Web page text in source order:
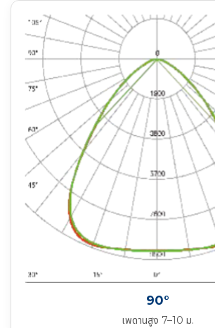
90°
เพดานสูง 7–10 ม.